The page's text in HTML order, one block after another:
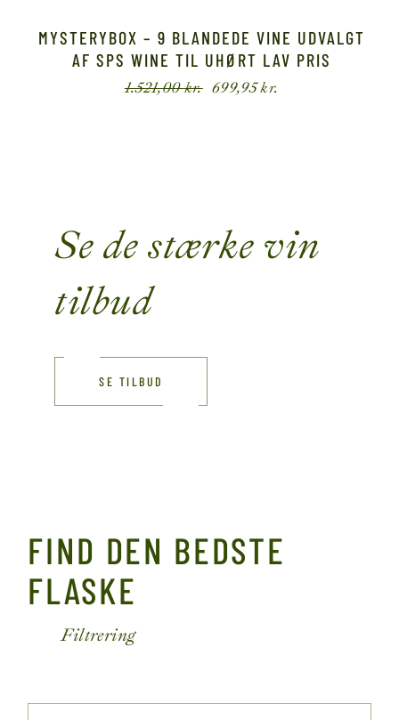
MYSTERYBOX – 9 BLANDEDE VINE UDVALGT
AF SPS WINE TIL UHØRT LAV PRIS
1.521,00kr. 699,95kr.
Se de stærke vin
tilbud
SE TILBUD
FIND DEN BEDSTE
FLASKE
Filtrering